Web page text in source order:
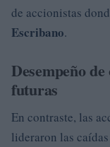
de accionistas
Escribano.
Desempeño
futuras
En contraste, las
lideraron las